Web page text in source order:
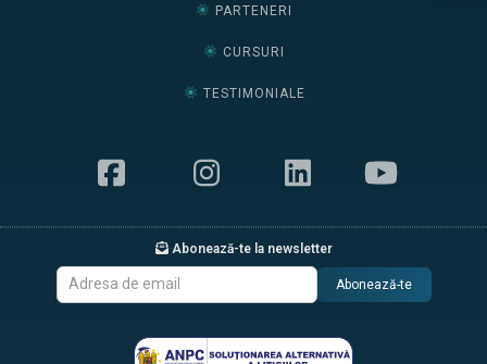
PARTENERI
CURSURI
TESTIMONIALE
Abonează-te la newsletter
Abonează-te